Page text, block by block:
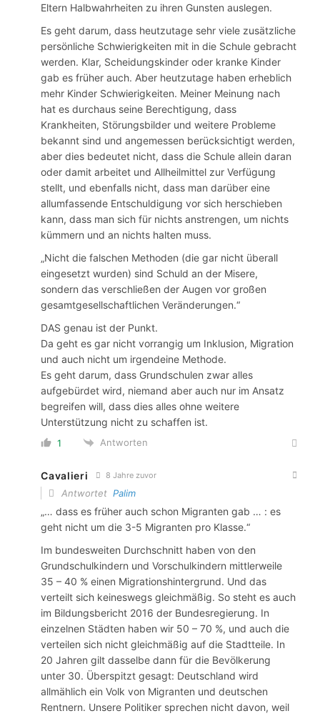
Eltern Halbwahrheiten zu ihren Gunsten auslegen.
Es geht darum, dass heutzutage sehr viele zusätzliche
persönliche Schwierigkeiten mit in die Schule gebracht
werden. Klar, Scheidungskinder oder kranke Kinder
gab es früher auch. Aber heutzutage haben erheblich
mehr Kinder Schwierigkeiten. Meiner Meinung nach
hat es durchaus seine Berechtigung, dass
Krankheiten, Störungsbilder und weitere Probleme
bekannt sind und angemessen berücksichtigt werden,
aber dies bedeutet nicht, dass die Schule allein daran
oder damit arbeitet und Allheilmittel zur Verfügung
stellt, und ebenfalls nicht, dass man darüber eine
allumfassende Entschuldigung vor sich herschieben
kann, dass man sich für nichts anstrengen, um nichts
kümmern und an nichts halten muss.
„Nicht die falschen Methoden (die gar nicht überall
eingesetzt wurden) sind Schuld an der Misere,
sondern das verschließen der Augen vor großen
gesamtgesellschaftlichen Veränderungen.“
DAS genau ist der Punkt.
Da geht es gar nicht vorrangig um Inklusion, Migration
und auch nicht um irgendeine Methode.
Es geht darum, dass Grundschulen zwar alles
aufgebürdet wird, niemand aber auch nur im Ansatz
begreifen will, dass dies alles ohne weitere
Unterstützung nicht zu schaffen ist.
1 Antworten
Cavalieri 8 Jahre zuvor
AntwortetPalim
„… dass es früher auch schon Migranten gab … : es
geht nicht um die 3-5 Migranten pro Klasse.“
Im bundesweiten Durchschnitt haben von den
Grundschulkindern und Vorschulkindern mittlerweile
35 – 40 % einen Migrationshintergrund. Und das
verteilt sich keineswegs gleichmäßig. So steht es auch
im Bildungsbericht 2016 der Bundesregierung. In
einzelnen Städten haben wir 50 – 70 %, und auch die
verteilen sich nicht gleichmäßig auf die Stadtteile. In
20 Jahren gilt dasselbe dann für die Bevölkerung
unter 30. Überspitzt gesagt: Deutschland wird
allmählich ein Volk von Migranten und deutschen
Rentnern. Unsere Politiker sprechen nicht davon, weil